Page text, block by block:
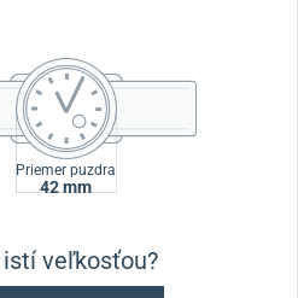
Priemer puzdra
42 mm
veľkosťou?